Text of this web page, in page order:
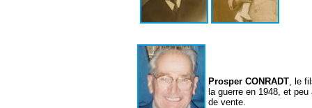
Prosper CONRADT, le
la guerre en 1948, et
de vente.